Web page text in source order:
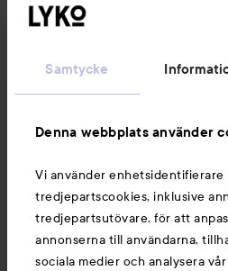
Samtycke
Denna webbplats använder
Vi använder enhetsidentifierare
tredjepartscookies, inklusive
tredjepartsutövare, för att
annonserna till användarna,
sociala medier och analysera
Du kanske också gillar